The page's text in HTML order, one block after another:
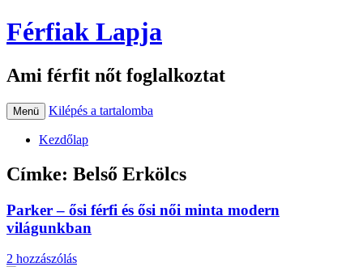
Férfiak Lapja
Ami férfit nőt foglalkoztat
Menü Kilépés a tartalomba
Kezdőlap
Címke: Belső Erkölcs
Parker – ősi férfi és ősi női minta modern
világunkban
2 hozzászólás